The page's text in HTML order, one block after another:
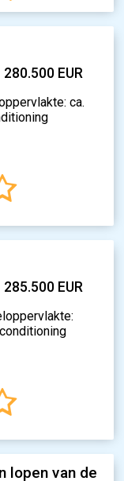
280.500 EUR
ca.
285.500 EUR
lopen van de